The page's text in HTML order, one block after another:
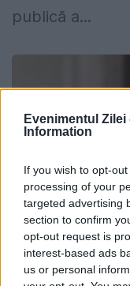
Evenimentul Zilei
Information
If you wish to opt-
processing of your
targeted advertising
section to confirm
opt-out request is
interest-based ads
us or personal
publică a...
Se anunță